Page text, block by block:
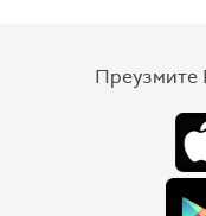
Преузмите